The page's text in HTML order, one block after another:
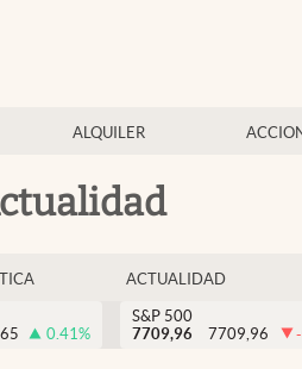
ALQUILER
ACTUALIDAD
0.41%
S&P 500
7709,96
7709,96